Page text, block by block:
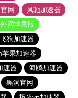
网
风驰加速器
网苹果版
飞狗加速器
果加速器
速器
海鸥加速器
黑洞官网